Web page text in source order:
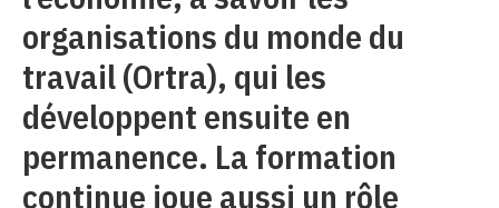
organisations du monde du
travail (Ortra), qui les
développent ensuite en
permanence. La formation
continue joue aussi un rôle